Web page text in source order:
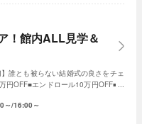
！館内ALL見学＆
誰とも被らない結婚式の良さをチェ
OFF■エンドロール10万円OFF■フ
～ 16:00～